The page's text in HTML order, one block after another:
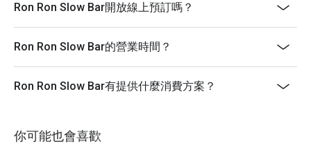
Ron Ron Slow Bar開放線上預訂嗎？
Ron Ron Slow Bar的營業時間？
Ron Ron Slow Bar有提供什麼消費方案？
你可能也會喜歡